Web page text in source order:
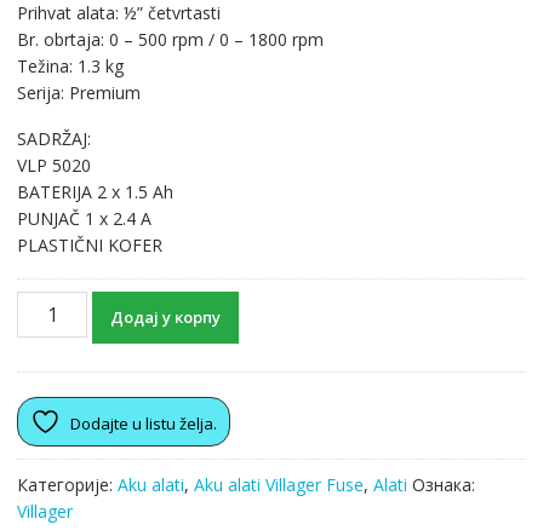
Prihvat alata: ½” četvrtasti
Br. obrtaja: 0 – 500 rpm / 0 – 1800 rpm
Težina: 1.3 kg
Serija: Premium
SADRŽAJ:
VLP 5020
BATERIJA 2 x 1.5 Ah
PUNJAČ 1 x 2.4 A
PLASTIČNI KOFER
Додај у корпу
Dodajte u listu želja.
Категорије: Aku alati, Aku alati Villager Fuse, Alati Ознака:
Villager